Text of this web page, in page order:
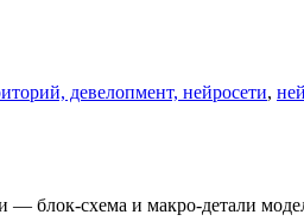
девелопмент, нейросети,